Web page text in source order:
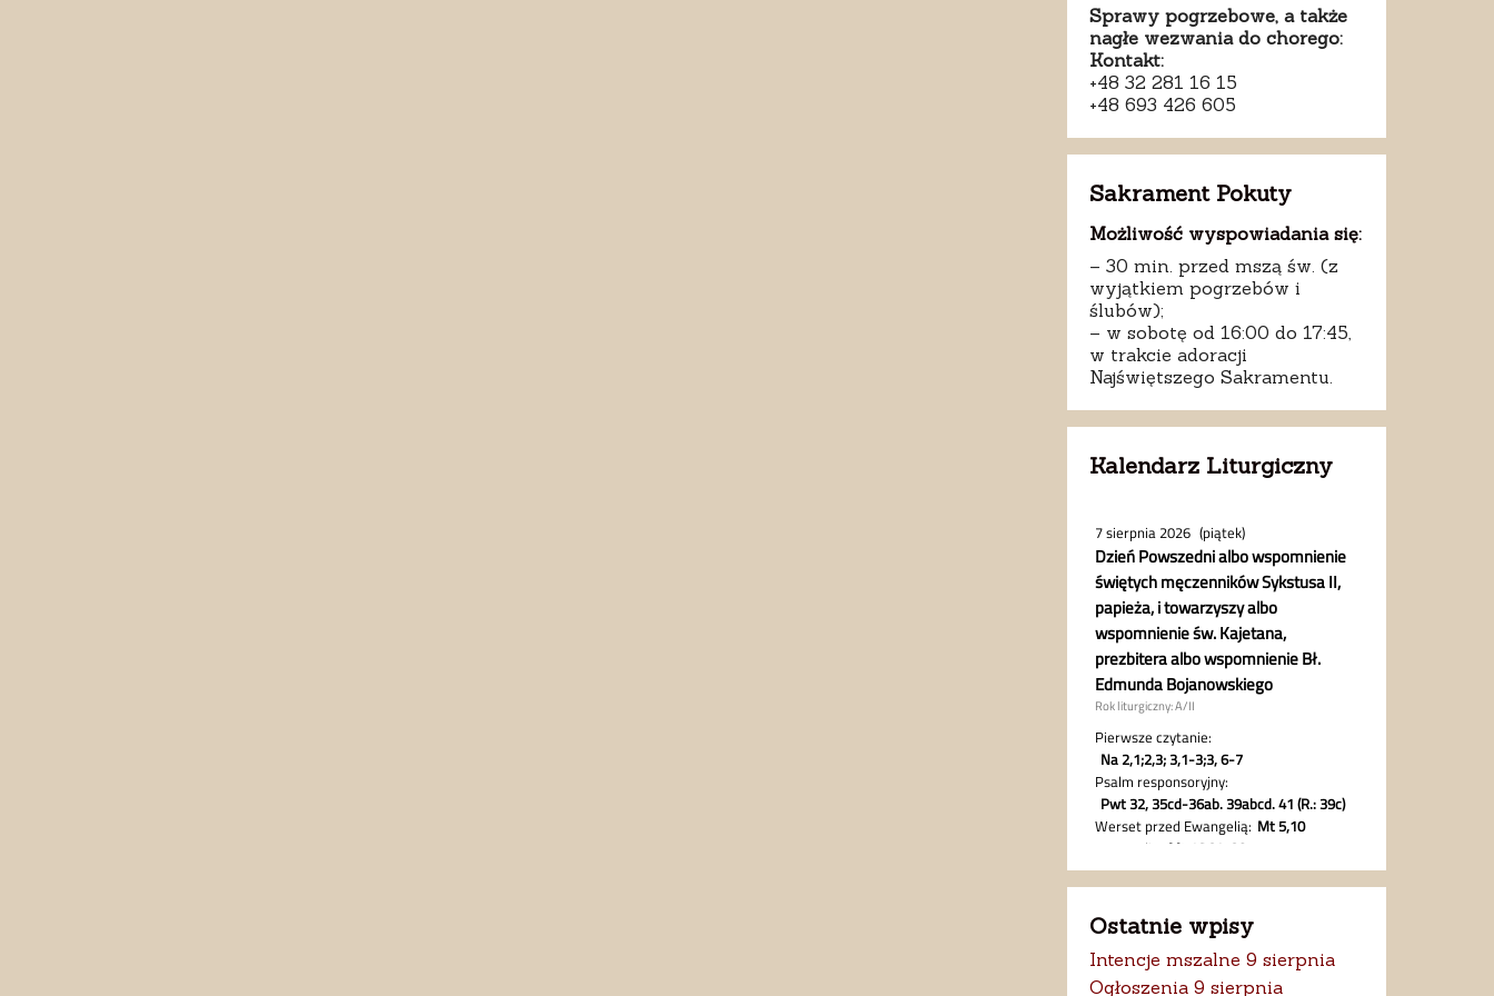
Sprawy pogrzebowe, a także
nagłe wezwania do chorego:
Kontakt:
+48 32 281 16 15
+48 693 426 605
Sakrament Pokuty
Możliwość wyspowiadania się:
– 30 min. przed mszą św. (z
wyjątkiem pogrzebów i
ślubów);
– w sobotę od 16:00 do 17:45,
w trakcie adoracji
Najświętszego Sakramentu.
Kalendarz Liturgiczny
Ostatnie wpisy
Intencje mszalne 9 sierpnia
Ogłoszenia 9 sierpnia